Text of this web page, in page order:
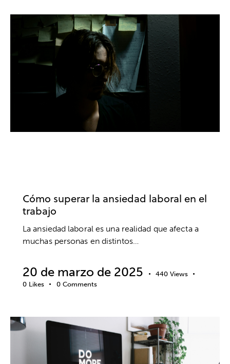
Cómo superar la ansiedad laboral en el
trabajo
La ansiedad laboral es una realidad que afecta a
muchas personas en distintos…
20 de marzo de 2025 440 Views
0 Likes 0 Comments